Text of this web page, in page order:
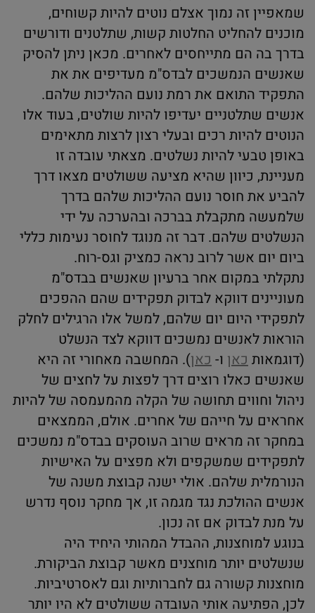
שמאפיין זה נמוך אצלם נוטים להיות קשוחים,
מוכנים להחליט החלטות קשות, שתלטנים ודורשים
בדרך בה הם מתייחסים לאחרים. מכאן ניתן להסיק
שאנשים הנמשכים לבדס"מ מעדיפים את את
התפקיד התואם את רמת נועם ההליכות שלהם.
אנשים שתלטניים יעדיפו להיות שולטים, בעוד אלו
הנוטים להיות רכים ובעלי רצון לרצות מתאימים
באופן טבעי להיות נשלטים. מצאתי עובדה זו
מעניינת, כיוון שהיא מציעה ששולטים מצאו דרך
להביע את חוסר נועם ההליכות שלהם בדרך
שלמעשה מתקבלת בברכה ובהערכה על ידי
הנשלטים שלהם. דבר זה מנוגד לחוסר נעימות כללי
ביום יום אשר לרוב נראה כמציק וגס-רוח.
נתקלתי במקום אחר ברעיון שאנשים בבדס"מ
מעוניינים דווקא לבדוק תפקידים שהם ההפכים
לתפקידי היום יום שלהם, למשל אלו הרגילים לחלק
הוראות לאנשים נמשכים דווקא לצד הנשלט
(דוגמאותכאן ו-כאן). המחשבה מאחורי זה היא
שאנשים כאלו רוצים דרך לפצות על לחצים של
ניהול וחווים תחושה של הקלה מהמעמסה של להיות
אחראים על חייהם של אחרים. אולם, הממצאים
במחקר זה מראים שרוב העוסקים בבדס"מ נמשכים
לתפקידים שמשקפים ולא מפצים על האישיות
הנורמלית שלהם. אולי ישנה קבוצת משנה של
אנשים ההולכת נגד מגמה זו, אך מחקר נוסף נדרש
על מנת לבדוק אם זה נכון.
בנוגע למוחצנות, ההבדל המהותי היחיד היה
שנשלטים יותר מוחצנים מאשר קבוצת הביקורת.
מוחצנות קשורה גם לחברותיות וגם לאסרטיביות.
לכן, הפתיעה אותי העובדה ששולטים לא היו יותר